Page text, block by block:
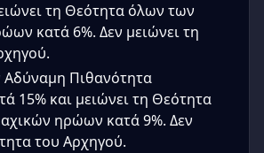
τη Θεότητα όλων των
κατά 6%. Δεν μειώνει τη
Αδύναμη Πιθανότητα
15% και μειώνει τη Θεότητα
ηρώων κατά 9%. Δεν
του Αρχηγού.